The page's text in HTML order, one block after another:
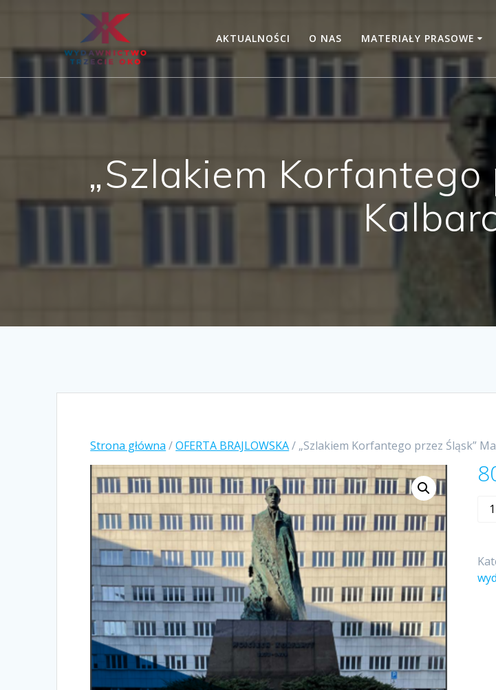
AKTUALNOŚCI O NAS MATERIAŁY PRASOWE
„Szlakiem Korfantego
Strona główna /OFERTA BRAJLOWSKA/ „Szlakiem Korfantego przez Śląsk”
ilość